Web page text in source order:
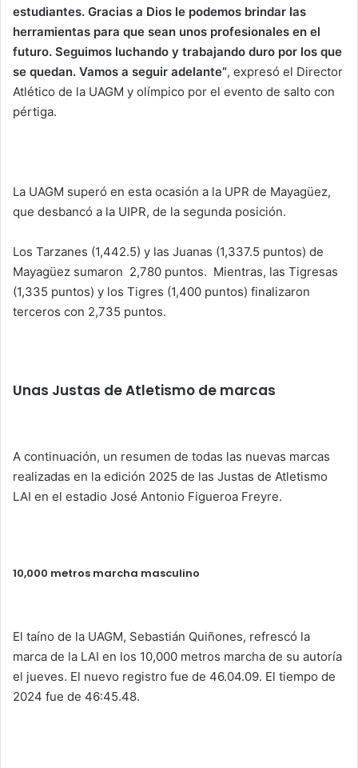
estudiantes. Gracias a Dios le podemos brindar las
herramientas para que sean unos profesionales en el
futuro. Seguimos luchando y trabajando duro por los que
se quedan. Vamos a seguir adelante”, expresó el Director
Atlético de la UAGM y olímpico por el evento de salto con
pértiga.
La UAGM superó en esta ocasión a la UPR de Mayagüez,
que desbancó a la UIPR, de la segunda posición.
Los Tarzanes (1,442.5) y las Juanas (1,337.5 puntos) de
Mayagüez sumaron 2,780 puntos. Mientras, las Tigresas
(1,335 puntos) y los Tigres (1,400 puntos) finalizaron
terceros con 2,735 puntos.
Unas Justas de Atletismo de marcas
A continuación, un resumen de todas las nuevas marcas
realizadas en la edición 2025 de las Justas de Atletismo
LAI en el estadio José Antonio Figueroa Freyre.
10,000 metros marcha masculino
El taíno de la UAGM, Sebastián Quiñones, refrescó la
marca de la LAI en los 10,000 metros marcha de su autoría
el jueves. El nuevo registro fue de 46.04.09. El tiempo de
2024 fue de 46:45.48.